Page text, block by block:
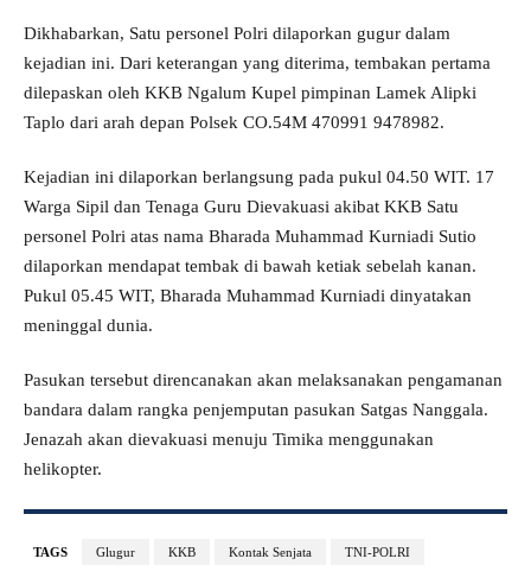
Dikhabarkan, Satu personel Polri dilaporkan gugur dalam
kejadian ini. Dari keterangan yang diterima, tembakan pertama
dilepaskan oleh KKB Ngalum Kupel pimpinan Lamek Alipki
Taplo dari arah depan Polsek CO.54M 470991 9478982.
Kejadian ini dilaporkan berlangsung pada pukul 04.50 WIT. 17
Warga Sipil dan Tenaga Guru Dievakuasi akibat KKB Satu
personel Polri atas nama Bharada Muhammad Kurniadi Sutio
dilaporkan mendapat tembak di bawah ketiak sebelah kanan.
Pukul 05.45 WIT, Bharada Muhammad Kurniadi dinyatakan
meninggal dunia.
Pasukan tersebut direncanakan akan melaksanakan pengamanan
bandara dalam rangka penjemputan pasukan Satgas Nanggala.
Jenazah akan dievakuasi menuju Timika menggunakan
helikopter.
TAGS Glugur KKB Kontak Senjata TNI-POLRI